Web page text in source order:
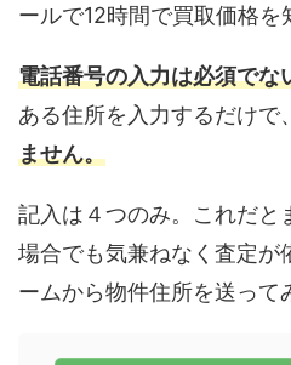
ールで12時間で買取価格を
電話番号の入力は必須でな
ある住所を入力するだけで、
ません。
記入は４つのみ。これだと
場合でも気兼ねなく査定が
ームから物件住所を送って